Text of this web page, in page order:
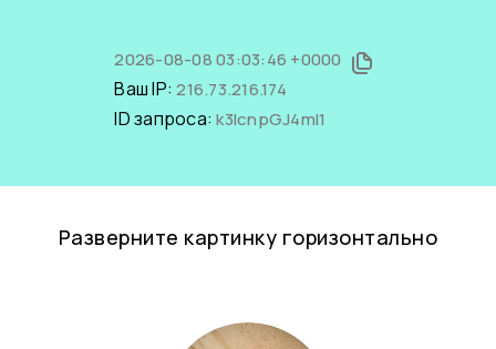
2026-08-08 03:03:46 +0000
Ваш IP:216.73.216.174
ID запроса:k3IcnpGJ4mI1
Разверните картинку горизонтально